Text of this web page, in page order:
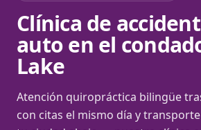
Clínica de
auto en el
Lake
Atención quiropráctica bilingüe
con citas el mismo día y